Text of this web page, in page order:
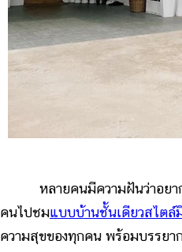
หลายคนมีความฝันว่าอยา
คนไปชมแบบบ้านชั้นเดียวสไตล์
ความสุขของทุกคน พร้อมบรรย